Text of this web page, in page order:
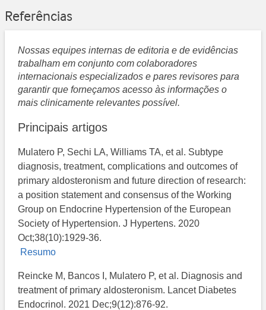
Referências
Nossas equipes internas de editoria e de evidências
trabalham em conjunto com colaboradores
internacionais especializados e pares revisores para
garantir que forneçamos acesso às informações o
mais clinicamente relevantes possível.
Principais artigos
Mulatero P, Sechi LA, Williams TA, et al. Subtype
diagnosis, treatment, complications and outcomes of
primary aldosteronism and future direction of research:
a position statement and consensus of the Working
Group on Endocrine Hypertension of the European
Society of Hypertension. J Hypertens. 2020
Oct;38(10):1929-36.
Resumo
Reincke M, Bancos I, Mulatero P, et al. Diagnosis and
treatment of primary aldosteronism. Lancet Diabetes
Endocrinol. 2021 Dec;9(12):876-92.